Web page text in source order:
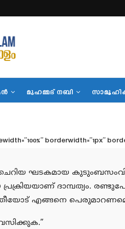
മുഹമ്മദ് നബി
borderwidth=”1px”
ഘടകമായ
ദാമ്പത്യം.
എങ്ങനെ